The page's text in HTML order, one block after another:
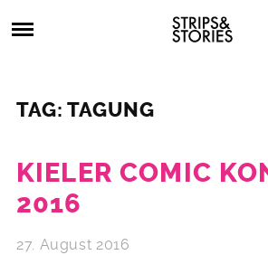
to
Strips
&
Stories
Comics,
TAG: TAGUNG
KIELER COMIC
2016
27. August 2016